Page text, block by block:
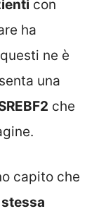
con
ha
ne è
una
che
capito che
stessa